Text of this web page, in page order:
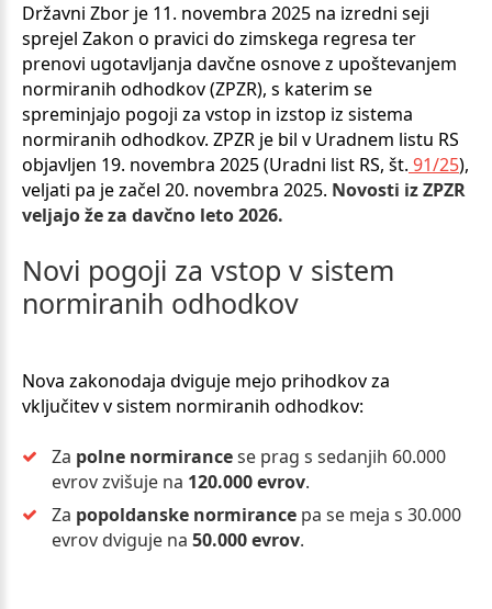
Državni Zbor je 11. novembra 2025 na izredni seji
sprejel Zakon o pravici do zimskega regresa ter
prenovi ugotavljanja davčne osnove z upoštevanjem
normiranih odhodkov (ZPZR), s katerim se
spreminjajo pogoji za vstop in izstop iz sistema
normiranih odhodkov. ZPZR je bil v Uradnem listu RS
objavljen 19. novembra 2025 (Uradni list RS, št. 91/25),
veljati pa je začel 20. novembra 2025. Novosti iz ZPZR
veljajo že za davčno leto 2026.
Novi pogoji za vstop v sistem
normiranih odhodkov
Nova zakonodaja dviguje mejo prihodkov za
vključitev v sistem normiranih odhodkov:
Za polne normirancese prag s sedanjih 60.000
evrov zvišuje na 120.000 evrov.
Za popoldanske normirance pa se meja s 30.000
evrov dviguje na 50.000 evrov.